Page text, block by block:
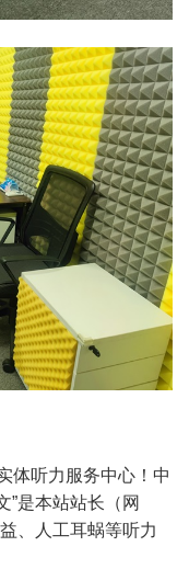
体听力服务中心！中
”是本站站长（网
、人工耳蜗等听力